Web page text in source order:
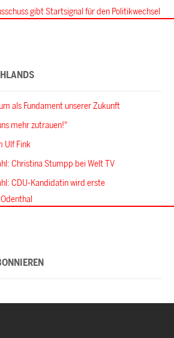
gibt Startsignal für den Politikwechsel
als Fundament unserer Zukunft
mehr zutrauen!"
Ulf Fink
Christina Stumpp bei Welt TV
CDU-Kandidatin wird erste